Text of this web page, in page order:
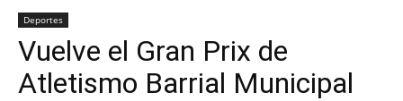
Portada
Deportes
Vuelve el Gran Prix de
Atletismo Barrial Municipal